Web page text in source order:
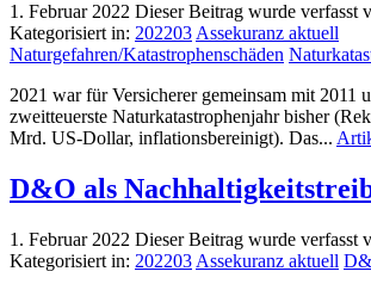
1. Februar 2022 Dieser Beitrag wurde verfasst
Kategorisiert in: 202203 Assekuranz aktuell
Naturgefahren/Katastrophenschäden
2021 war für Versicherer gemeinsam mit 2011
zweitteuerste Naturkatastrophenjahr bisher
Mrd. US-Dollar, inflationsbereinigt). Das...
D&O als
1. Februar 2022 Dieser Beitrag wurde verfasst
Kategorisiert in: 202203 Assekuranz aktuell